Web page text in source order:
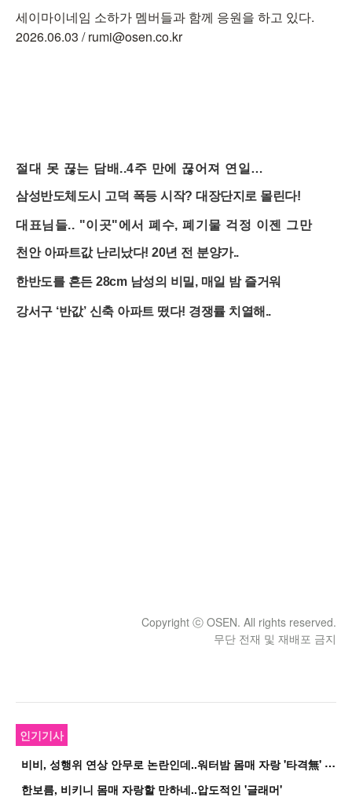
세이마이네임 소하가 멤버들과 함께 응원을 하고 있다.
2026.06.03 / rumi@osen.co.kr
Copyright ⓒ OSEN. All rights reserved.
무단 전재 및 재배포 금지
인기기사
비
비, 성행위 연상 안무로 논란인데..워터밤 몸매 자랑 '타격無' 근황
한보름, 비키니 몸매 자랑할 만하네..압도적인 '글래머'